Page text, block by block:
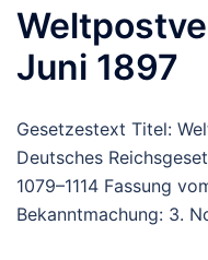
Juni 1897
Gesetzestext Titel:
Deutsches
1079–1114 Fassung
Bekanntmachung: 3.